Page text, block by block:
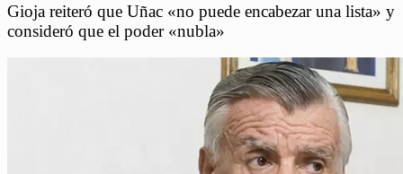
Gioja reiteró que Uñac «no puede encabezar una lista» y
consideró que el poder «nubla»